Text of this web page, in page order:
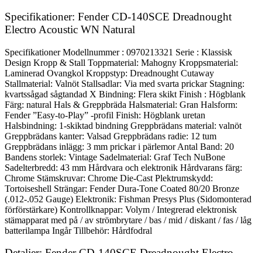
Specifikationer: Fender CD-140SCE Dreadnought
Electro Acoustic WN Natural
Specifikationer Modellnummer : 0970213321 Serie : Klassisk
Design Kropp & Stall Toppmaterial: Mahogny Kroppsmaterial:
Laminerad Ovangkol Kroppstyp: Dreadnought Cutaway
Stallmaterial: Valnöt Stallsadlar: Via med svarta prickar Stagning:
kvartssågad sågtandad X Bindning: Flera skikt Finish : Högblank
Färg: natural Hals & Greppbräda Halsmaterial: Gran Halsform:
Fender ”Easy-to-Play” -profil Finish: Högblank uretan
Halsbindning: 1-skiktad bindning Greppbrädans material: valnöt
Greppbrädans kanter: Valsad Greppbrädans radie: 12 tum
Greppbrädans inlägg: 3 mm prickar i pärlemor Antal Band: 20
Bandens storlek: Vintage Sadelmaterial: Graf Tech NuBone
Sadelterbredd: 43 mm Hårdvara och elektronik Hårdvarans färg:
Chrome Stämskruvar: Chrome Die-Cast Plektrumskydd:
Tortoiseshell Strängar: Fender Dura-Tone Coated 80/20 Bronze
(.012-.052 Gauge) Elektronik: Fishman Presys Plus (Sidomonterad
förförstärkare) Kontrollknappar: Volym / Integrerad elektronisk
stämapparat med på / av strömbrytare / bas / mid / diskant / fas / låg
batterilampa Ingår Tillbehör: Hårdfodral